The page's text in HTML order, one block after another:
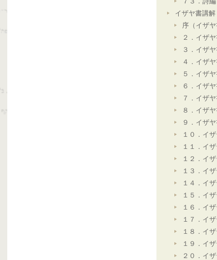
イザヤ書講解
序（イザ
２．イザ
３．イザ
４．イザ
５．イザ
６．イザ
７．イザ
８．イザ
９．イザ
１０．イ
１１．イ
１２．イ
１３．イ
１４．イ
１５．イ
１６．イ
１７．イ
１８．イ
１９．イ
２０．イ